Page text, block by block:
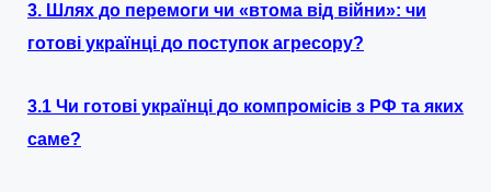
3. Шлях до перемоги чи «втома від війни»: чи
готові українці до поступок агресору?
3.1 Чи готові українці до компромісів з РФ та яких
саме?